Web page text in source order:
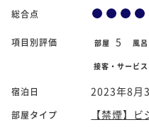
総合点
項目別評価 部屋 5 風呂
接客・サービス
宿泊日 2023年8月
部屋タイプ
【禁煙】